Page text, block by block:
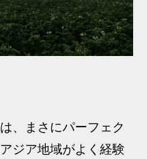
、まさにパーフェク
ジア地域がよく経験